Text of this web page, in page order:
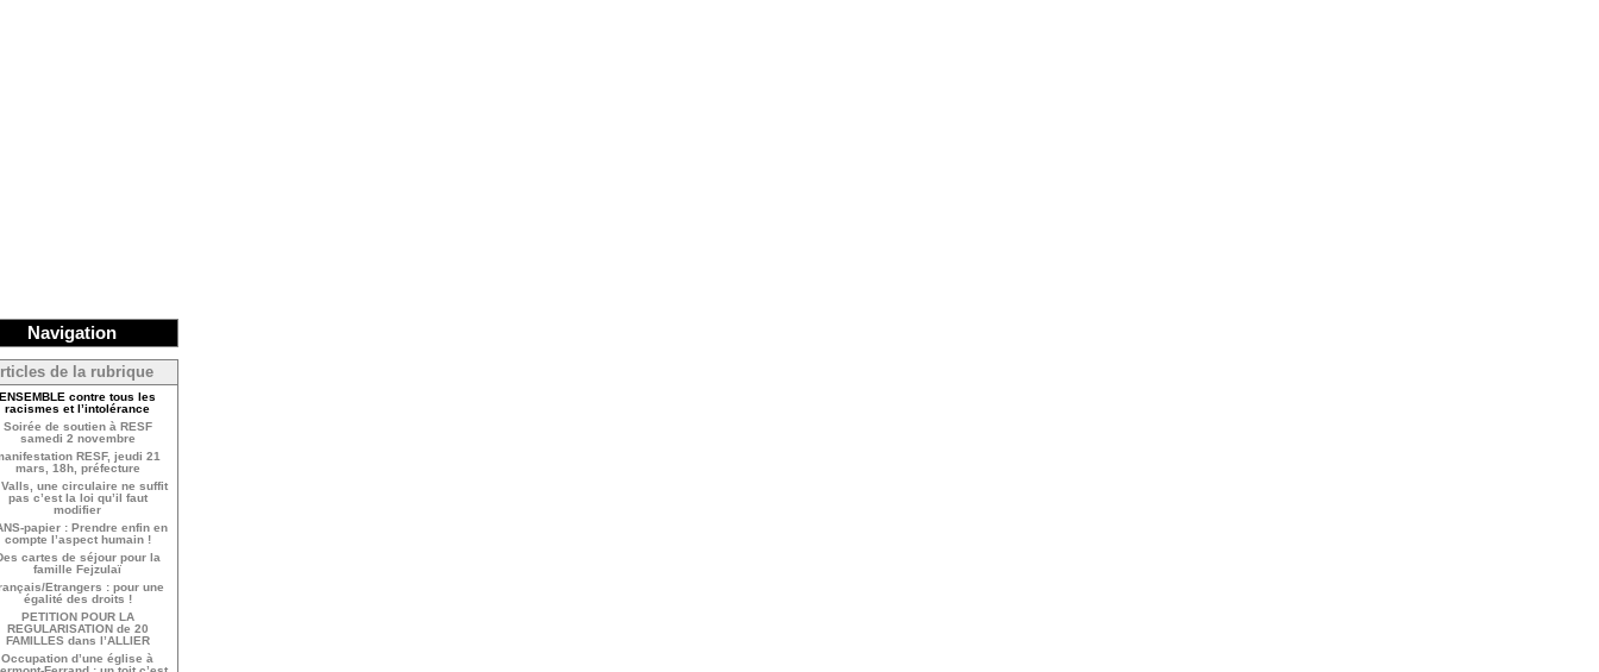
Navigation
de la rubrique
ENSEMBLE contre tous les
racismes et l’intolérance
Soirée de soutien à RESF
samedi 2 novembre
RESF, jeudi 21
mars, 18h, préfecture
Valls, une circulaire ne suffit
pas c’est la loi qu’il faut
modifier
papier : Prendre enfin en
compte l’aspect humain !
cartes de séjour pour la
famille Fejzulaï
Etrangers : pour une
égalité des droits !
PETITION POUR LA
REGULARISATION de 20
FAMILLES dans l’ALLIER
Occupation d’une église à